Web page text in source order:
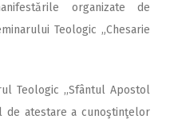
organizate de
Teologic „Chesarie
Teologic ,,Sfântul Apostol
de atestare a cunoştinţelor